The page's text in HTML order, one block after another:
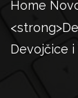
Home
Devojčice